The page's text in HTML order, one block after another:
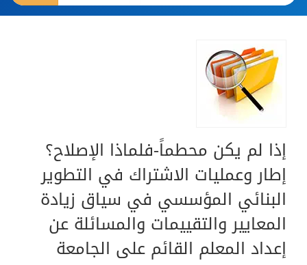
إذا لم يكن محطماً-فلماذا الإصلاح؟
إطار وعمليات الاشتراك في التطوير
البنائي المؤسسي في سياق زيادة
المعايير والتقييمات والمسائلة عن
إعداد المعلم القائم على الجامعة